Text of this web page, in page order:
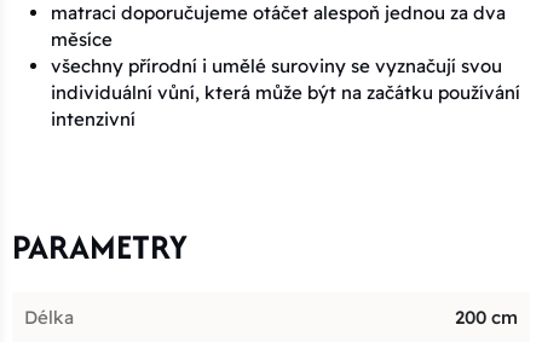
matraci doporučujeme otáčet alespoň jednou za dva
měsíce
všechny přírodní i umělé suroviny se vyznačují svou
individuální vůní, která může být na začátku používání
intenzivní
PARAMETRY
Délka 200 cm